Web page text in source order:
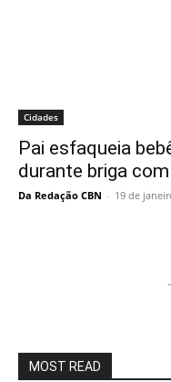
Cidades
Pai esfaqueia
durante briga
Da Redação CBN - 19 de
MOST READ